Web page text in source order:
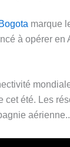
marque
à opérer
cet été. Les
aérienne..